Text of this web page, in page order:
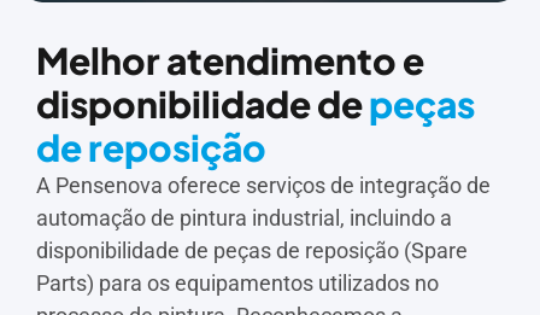
Melhor atendimento e
disponibilidade depeças
de reposição
A Pensenova oferece serviços de integração de
automação de pintura industrial, incluindo a
disponibilidade de peças de reposição (Spare
Parts) para os equipamentos utilizados no